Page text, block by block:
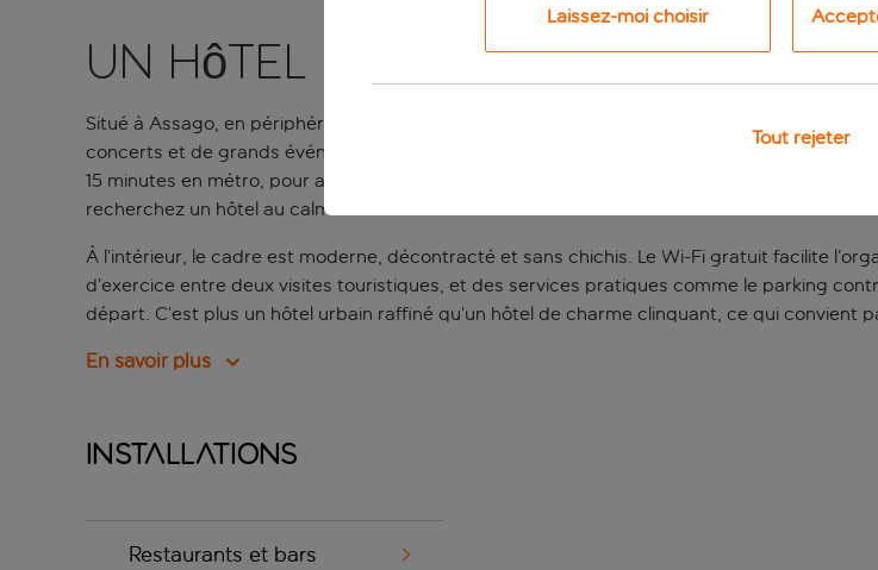
Un hôtel raffiné en ville
Situé à Assago, en périphérie de Milan, cet hôtel offre un emplacement idéal pour
concerts et de grands événements, est accessible à pied. Le quartier des Navigli se
15 minutes en métro, pour alterner facilement visites du Duomo, aperitivo au bord des
recherchez un hôtel au calme avec accès facile au centre-ville.
À l’intérieur, le cadre est moderne, décontracté et sans chichis. Le Wi-Fi gratuit facilite
d’exercice entre deux visites touristiques, et des services pratiques comme le parking
départ. C’est plus un hôtel urbain raffiné qu’un hôtel de charme clinquant, ce qui convient
En savoir plus
Installations
Restaurants et bars
Laissez-moi choisir
Tout rejeter